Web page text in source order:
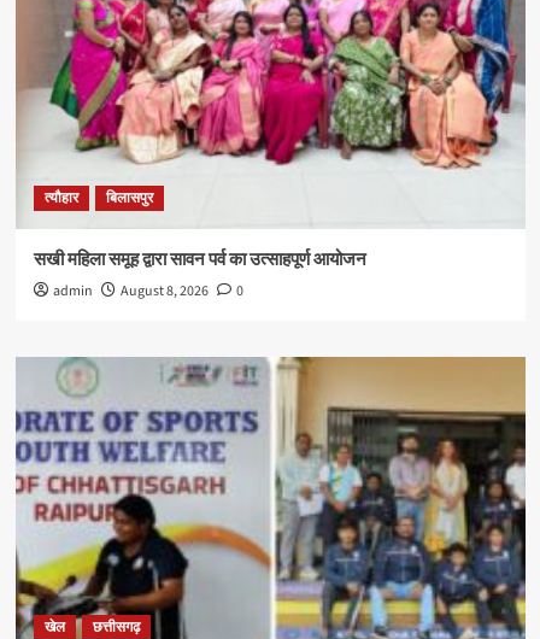
त्यौहार बिलासपुर
सखी महिला समूह द्वारा सावन पर्व का उत्साहपूर्ण आयोजन
admin August 8, 2026 0
खेल छत्तीसगढ़